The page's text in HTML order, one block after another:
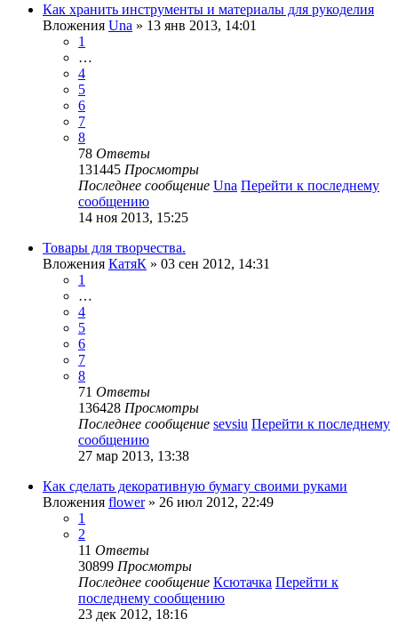
Как хранить инструменты и материалы для рукоделия
Вложения Una » 13 янв 2013, 14:01
1
…
4
5
6
7
8
78 Ответы
131445 Просмотры
Последнее сообщение Una Перейти к последнему
сообщению
14 ноя 2013, 15:25
Товары для творчества.
Вложения КатяК » 03 сен 2012, 14:31
1
…
4
5
6
7
8
71 Ответы
136428 Просмотры
Последнее сообщение sevsiu Перейти к последнему
сообщению
27 мар 2013, 13:38
Как сделать декоративную бумагу своими руками
Вложения flower» 26 июл 2012, 22:49
1
2
11 Ответы
30899 Просмотры
Последнее сообщение Ксютачка Перейти к
последнему сообщению
23 дек 2012, 18:16